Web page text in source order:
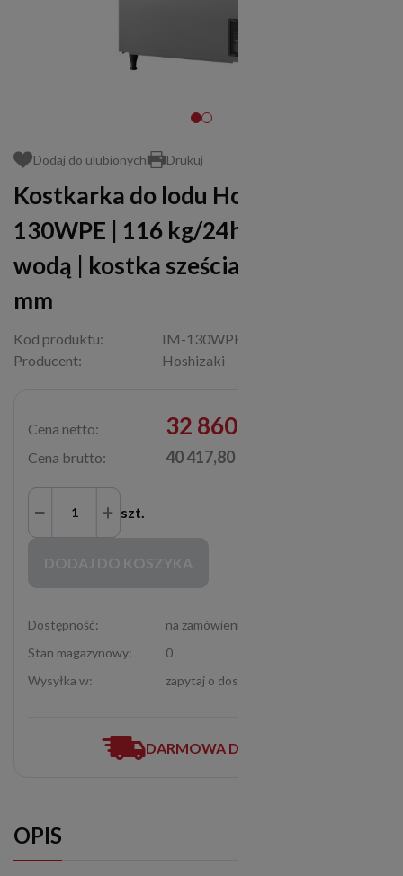
Dodaj do ulubionych Drukuj
Kostkarka do lodu Hoshizaki IM-
130WPE | 116 kg/24h | chłodzona
wodą | kostka sześcian | 28x28x32
mm
Kod produktu:
IM-130WPE
Producent:
Hoshizaki
Cena netto: 32 860,00 zł
Cena brutto: 40 417,80 zł
szt.
Dostępność:
na zamówienie
Stan magazynowy:
0
Wysyłka w:
zapytaj o dostępność (12-307-06-72)
DARMOWA DOSTAWA
OPIS